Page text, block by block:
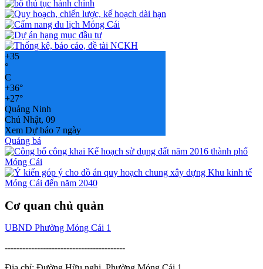
+35
°
C
+36°
+27°
Quảng Ninh
Chủ Nhật, 09
Xem Dự báo 7 ngày
Quảng bá
Cơ quan chủ quản
UBND Phường Móng Cái 1
-----------------------------------------